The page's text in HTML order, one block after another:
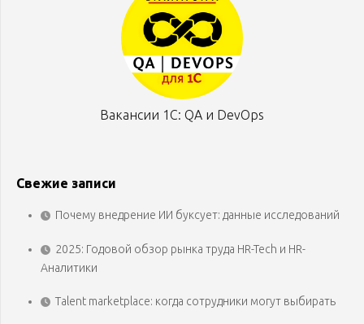
Вакансии 1С: QA и DevOps
Свежие записи
Почему внедрение ИИ буксует: данные исследований
2025: Годовой обзор рынка труда HR-Tech и HR-
Аналитики
Talent marketplace: когда сотрудники могут выбирать